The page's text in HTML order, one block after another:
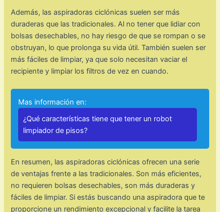
Además, las aspiradoras ciclónicas suelen ser más
duraderas que las tradicionales. Al no tener que lidiar con
bolsas desechables, no hay riesgo de que se rompan o se
obstruyan, lo que prolonga su vida útil. También suelen ser
más fáciles de limpiar, ya que solo necesitan vaciar el
recipiente y limpiar los filtros de vez en cuando.
Mas información en:
¿Qué características tiene que tener un robot
limpiador de pisos?
En resumen, las aspiradoras ciclónicas ofrecen una serie
de ventajas frente a las tradicionales. Son más eficientes,
no requieren bolsas desechables, son más duraderas y
fáciles de limpiar. Si estás buscando una aspiradora que te
proporcione un rendimiento excepcional y facilite la tarea